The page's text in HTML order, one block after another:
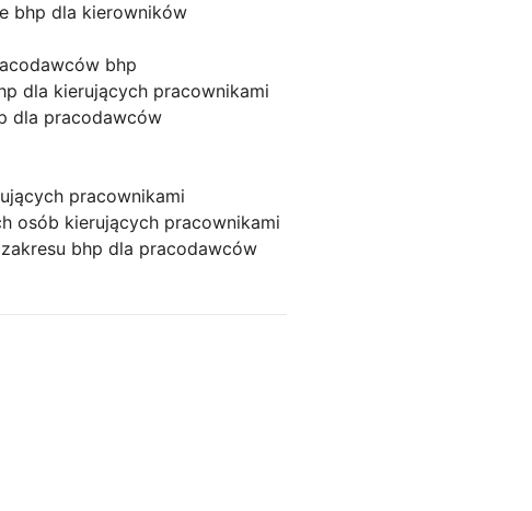
bhp dla kierowników
bhp
dla kierujących pracownikami
dla pracodawców
pracownikami
osób kierujących pracownikami
bhp dla pracodawców